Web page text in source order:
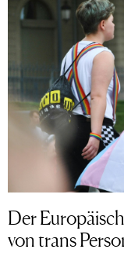
Der
von trans